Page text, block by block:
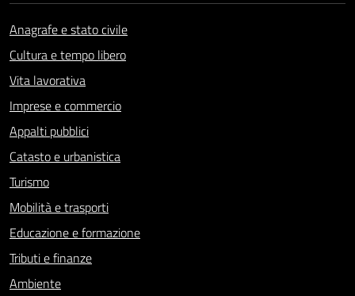
Anagrafe e stato civile
Cultura e tempo libero
Vita lavorativa
Imprese e commercio
Appalti pubblici
Catasto e urbanistica
Turismo
Mobilità e trasporti
Educazione e formazione
Tributi e finanze
Ambiente